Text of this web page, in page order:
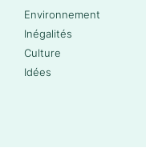
Environnement
Inégalités
Culture
Idées